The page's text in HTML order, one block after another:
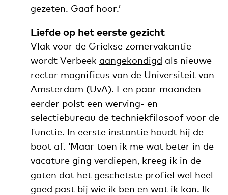
gezeten. Gaaf hoor.’
Liefde op het eerste gezicht
Vlak voor de Griekse zomervakantie
wordt Verbeek aangekondigd als nieuwe
rector magnificus van de Universiteit van
Amsterdam (UvA). Een paar maanden
eerder polst een werving- en
selectiebureau de techniekfilosoof voor de
functie. In eerste instantie houdt hij de
boot af. ‘Maar toen ik me wat beter in de
vacature ging verdiepen, kreeg ik in de
gaten dat het geschetste profiel wel heel
goed past bij wie ik ben en wat ik kan. Ik